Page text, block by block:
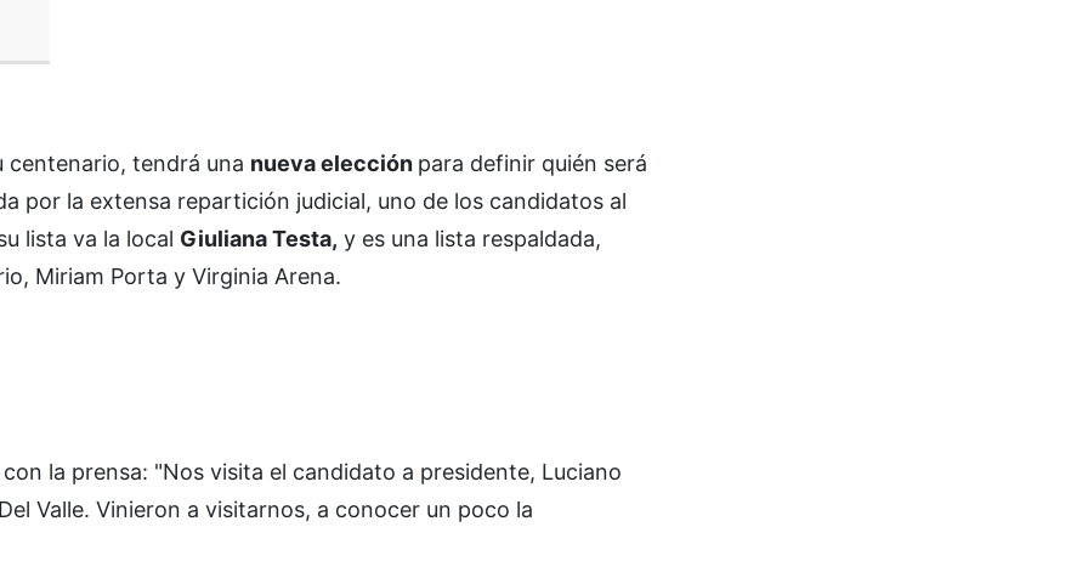
centenario, tendrá una nueva elección para definir quién será
por la extensa repartición judicial, uno de los candidatos al
lista va la local Giuliana Testa, y es una lista respaldada,
Miriam Porta y Virginia Arena.
la prensa: "Nos visita el candidato a presidente, Luciano
Valle. Vinieron a visitarnos, a conocer un poco la